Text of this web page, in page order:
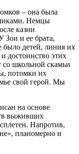
– она была
Немцы
казни
Зои и ее брата,
детей, линия их
достоинство этих
школьной скамьи
потомки их
свой герой. Мы
на основе
выживших
Напротив,
планомерно и